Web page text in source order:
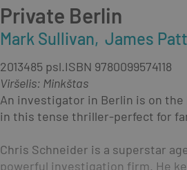
Private Berlin
Mark Sullivan James
2013485 psl.ISBN 9780099574118
Viršelis: Minkštas
An investigator in Berlin is on
in this tense thriller-perfect for
Chris Schneider is a superstar
powerful investigation firm. He